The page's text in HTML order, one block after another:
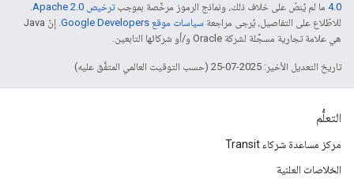
4.0‏ ما لم يُنصّ على خلاف ذلك، ونماذج الرموز مرخّصة بموجبترخيص Apache 2.0‏
.
للاطّلاع على التفاصيل، يُرجى مراجعة سياسات موقع Google Developers‏
. إنّ Java
هي علامة تجارية مسجَّلة لشركة Oracle و/أو شركائها التابعين.
تاريخ التعديل الأخير: 2025-07-25 (حسب التوقيت العالمي المتفَّق عليه)
التعلُّم
مركز مساعدة شركاء Transit
الخلاصات العلنية